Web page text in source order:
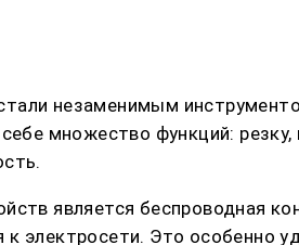
незаменимым
множество функций:
является беспроводная
электросети. Это особенно